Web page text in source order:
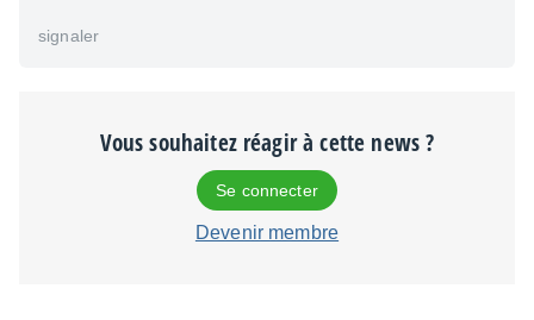
signaler
Vous souhaitez réagir à cette news ?
Se connecter
Devenir membre